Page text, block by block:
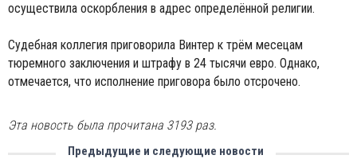
осуществила оскорбления в адрес определённой религии.
Судебная коллегия приговорила Винтер к трём месецам
тюремного заключения и штрафу в 24 тысячи евро. Однако,
отмечается, что исполнение приговора было отсрочено.
Эта новость была прочитана 3193 раз.
Предыдущие и следующие новости